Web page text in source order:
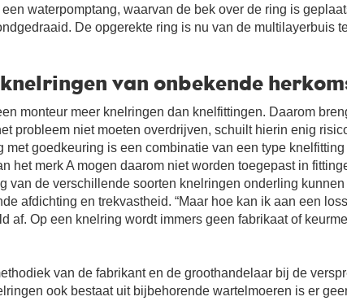
waterpomptang, waarvan de bek over de ring is
De opgerekte ring is nu van de multilayerbuis
van onbekende
monteur meer knelringen dan knelfittingen. Daarom
probleem niet moeten overdrijven, schuilt hierin enig
goedkeuring is een combinatie van een type
het merk A mogen daarom niet worden toegepast in
van de verschillende soorten knelringen onderling
afdichting en trekvastheid. “Maar hoe kan ik aan een
af. Op een knelring wordt immers geen fabrikaat of
van de fabrikant en de groothandelaar bij de
ook bestaat uit bijbehorende wartelmoeren is er